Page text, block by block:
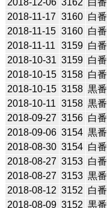
2018-11-17 3160 白番
2018-11-15 3160 白番
2018-11-11
3159 白番
2018-10-31 3159 白番
2018-10-15 3158 白番
2018-10-15 3158 黒番
2018-10-11 3158 黒番
2018-09-27 3156 白番
2018-09-06 3154 黒番
2018-08-30 3154 白番
2018-08-27 3153 白番
2018-08-27 3153 黒番
2018-08-12 3152 白番
2018-08-09 3152 黒番